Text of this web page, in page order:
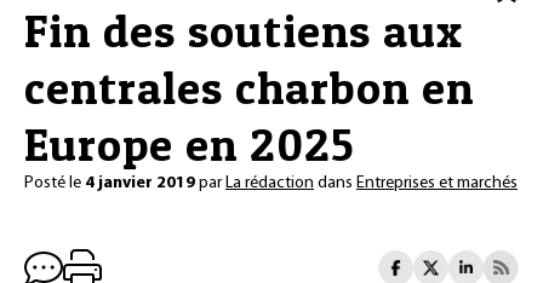
Fin des soutiens aux
centrales charbon en
Europe en 2025
Posté le 4 janvier 2019 par La rédaction dans Entreprises et marchés